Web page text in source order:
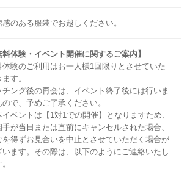
感のある服装でお越しください。
料体験・イベント開催に関するご案内】
体験のご利用はお一人様1回限りとさせていた
す。
チング後の再会は、イベント終了後には行いま
ので、予めご了承ください。
ベントは【1対1での開催】となりますため、
手が当日または直前にキャンセルされた場合、
を得ずお見合いを中止とさせていただく場合が
います。その際は、以下のようにご連絡いたし